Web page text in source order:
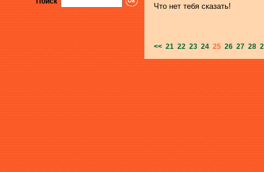
Что нет тебя сказать!
<< 21 22 23 24 25 26 27 28